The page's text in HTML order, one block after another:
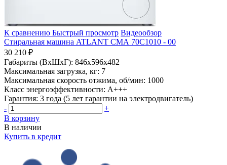
К сравнению Быстрый просмотр Видеообзор
Стиральная машина ATLANT СМА 70С1010 - 00
30 210 ₽
Габариты (ВхШхГ): 846x596x482
Максимальная загрузка, кг: 7
Максимальная скорость отжима, об/мин: 1000
Класс энергоэффективности: A+++
Гарантия: 3 года (5 лет гарантии на электродвигатель)
-
+
В корзину
В наличии
Купить в кредит